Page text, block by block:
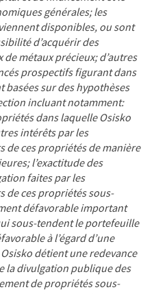
générales; les
disponibles, ou sont
d’acquérir des
métaux précieux; d’autres
prospectifs figurant dans
basées sur des hypothèses
incluant notamment:
dans laquelle Osisko
intérêts par les
de ces propriétés de manière
l’exactitude des
faites par les
de ces propriétés sous-
défavorable important
sous-tendent le portefeuille
àl’égard d’une
détient une redevance
la divulgation publique des
de propriétés sous-